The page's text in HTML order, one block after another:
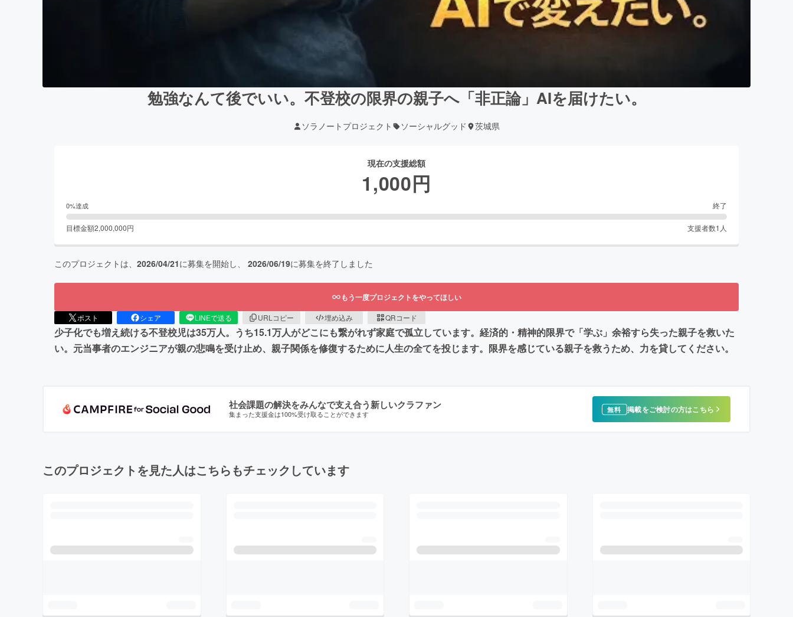
勉強なんて後でいい。不登校の限界の親子へ「非正論」AIを届けたい。
ソラノートプロジェクト ソーシャルグッド 茨城県
現在の支援総額
1,000円
0%達成 終了
目標金額2,000,000円 支援者数1 人
このプロジェクトは、 2026/04/21に募集を開始し、 2026/06/19に募集を終了しました
もう一度プロジェクトをやってほしい
ポスト シェア LINEで送る URLコピー 埋め込み QRコード
少子化でも増え続ける不登校児は35万人。うち15.1万人がどこにも繋がれず家庭で孤立しています。経済的・精神的限界で「学ぶ」余裕すら失った親子を救いた
い。元当事者のエンジニアが親の悲鳴を受け止め、親子関係を修復するために人生の全てを投じます。限界を感じている親子を救うため、力を貸してください。
社会課題の解決をみんなで支え合う新しいクラファン
集まった支援金は100%受け取ることができます 無料 掲載をご検討の方はこちら
このプロジェクトを見た人はこちらもチェックしています